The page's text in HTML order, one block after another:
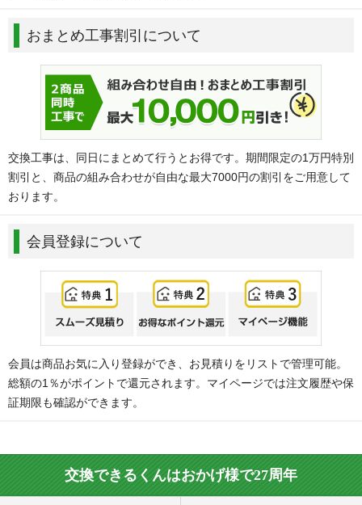
おまとめ工事割引について
交換工事は、同日にまとめて行うとお得です。期間限定の1万円特別
割引と、商品の組み合わせが自由な最大7000円の割引をご用意して
おります。
会員登録について
会員は商品お気に入り登録ができ、お見積りをリストで管理可能。
総額の1％がポイントで還元されます。マイページでは注文履歴や保
証期限も確認ができます。
交換できるくんはおかげ様で27周年